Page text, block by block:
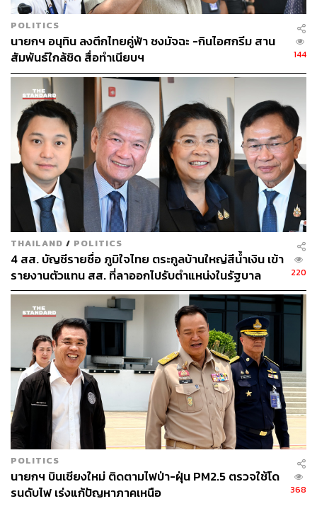
POLITICS
นายกฯ อนุทิน ลงตึกไทยคู่ฟ้า ชงมัจฉะ -กินไอศกรีม สาน
สัมพันธ์ใกล้ชิด สื่อทำเนียบฯ
144
THAILAND / POLITICS
4 สส. บัญชีรายชื่อ ภูมิใจไทย ตระกูลบ้านใหญ่สีน้ำเงิน เข้า
รายงานตัวแทน สส. ที่ลาออกไปรับตำแหน่งในรัฐบาล
220
POLITICS
นายกฯ บินเชียงใหม่ ติดตามไฟป่า-ฝุ่น PM2.5 ตรวจใช้โด
รนดับไฟ เร่งแก้ปัญหาภาคเหนือ
368